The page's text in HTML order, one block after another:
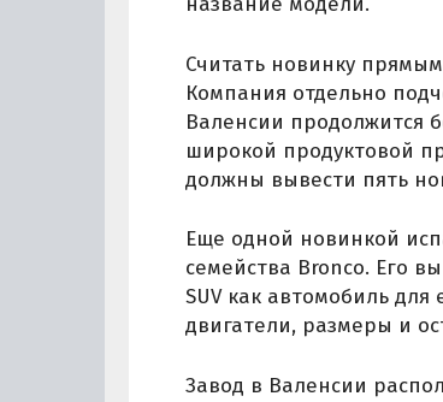
Считать новинку
Компания отдельно
Валенсии продолжится
широкой продуктовой
должны вывести пять
Еще одной новинкой
семейства Bronco. Его
SUV как автомобиль
двигатели, размеры и
Завод в Валенсии